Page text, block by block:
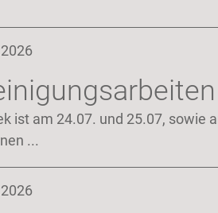
ist am 24.07. und 25.07, sowie
...